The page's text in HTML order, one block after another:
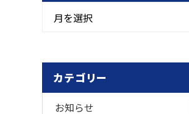
月を選択
カテゴリー
お知らせ